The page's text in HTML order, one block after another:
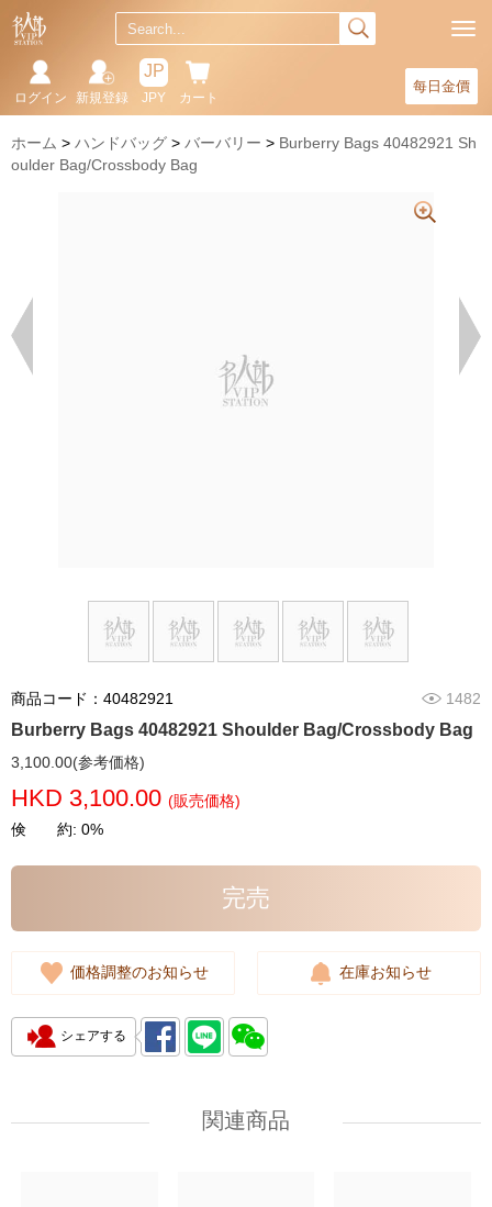
每日金價
カート
JP
JPY
新規登録
ログイン
ホーム ハンドバッグ バーバリー
Burberry Bags 40482921 Sh
oulder Bag/Crossbody Bag
商品コード：40482921 1482
Burberry Bags 40482921 Shoulder Bag/Crossbody Bag
3,100.00(参考価格)
HKD 3,100.00 (販売価格)
倹 約: 0%
完売
価格調整のお知らせ 在庫お知らせ
シェアする
関連商品